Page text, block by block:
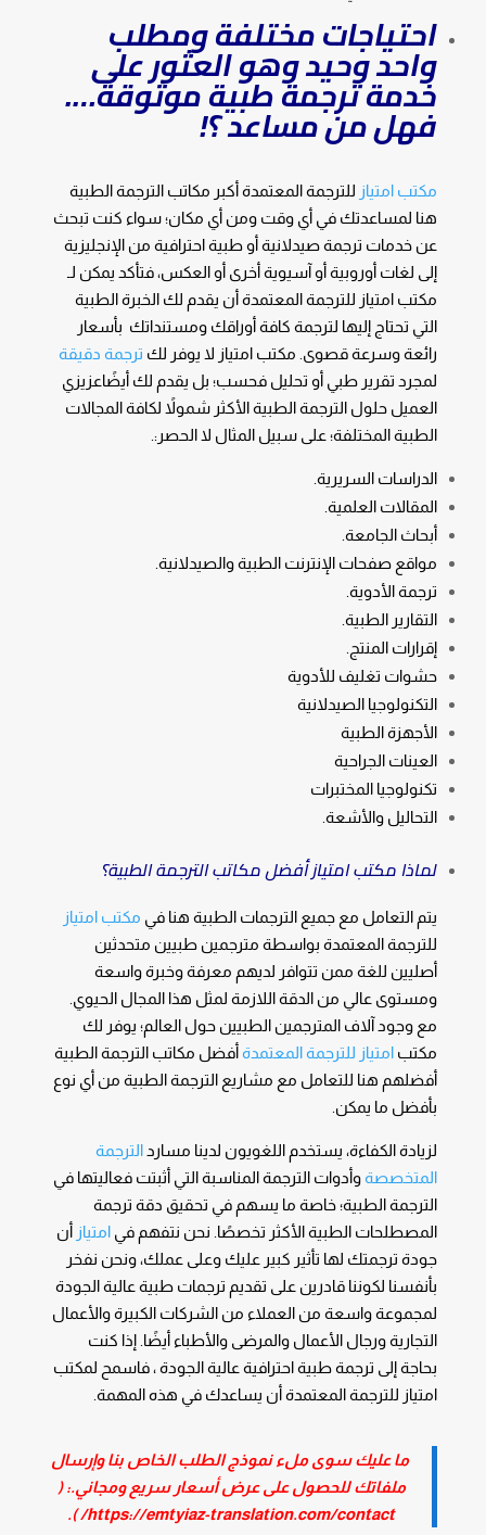
احتياجات مختلفة ومطلب
واحد وحيد وهو العثور على
خدمة ترجمة طبية موثوقة….
فهل من مساعد ؟!
مكتب امتياز للترجمة المعتمدة أكبر مكاتب الترجمة الطبية
هنا لمساعدتك في أي وقت ومن أي مكان؛ سواء كنت تبحث
عن خدمات ترجمة صيدلانية أو طبية احترافية من الإنجليزية
إلى لغات أوروبية أو آسيوية أخرى أو العكس، فتأكد يمكن لـ
مكتب امتياز للترجمة المعتمدة أن يقدم لك الخبرة الطبية
التي تحتاج إليها لترجمة كافة أوراقك ومستنداتك بأسعار
رائعة وسرعة قصوى. مكتب امتياز لا يوفر لك ترجمة دقيقة
لمجرد تقرير طبي أو تحليل فحسب؛ بل يقدم لك أيضًاعزيزي
العميل حلول الترجمة الطبية الأكثر شمولاً لكافة المجالات
الطبية المختلفة؛ على سبيل المثال لا الحصر:.
الدراسات السريرية.
المقالات العلمية.
أبحاث الجامعة.
مواقع صفحات الإنترنت الطبية والصيدلانية.
ترجمة الأدوية.
التقارير الطبية.
إقرارات المنتج.
حشوات تغليف للأدوية
التكنولوجيا الصيدلانية
الأجهزة الطبية
العينات الجراحية
تكنولوجيا المختبرات
التحاليل والأشعة.
لماذا مكتب امتياز أفضل مكاتب الترجمة الطبية؟
يتم التعامل مع جميع الترجمات الطبية هنا في مكتب امتياز
للترجمة المعتمدة بواسطة مترجمين طبيين متحدثين
أصليين للغة ممن تتوافر لديهم معرفة وخبرة واسعة
ومستوى عالي من الدقة اللازمة لمثل هذا المجال الحيوي.
مع وجود آلاف المترجمين الطبيين حول العالم؛ يوفر لك
مكتب امتياز للترجمة المعتمدةأفضل مكاتب الترجمة الطبية
أفضلهم هنا للتعامل مع مشاريع الترجمة الطبية من أي نوع
بأفضل ما يمكن.
لزيادة الكفاءة، يستخدم اللغويون لدينا مسارد الترجمة
المتخصصةوأدوات الترجمة المناسبة التي أثبتت فعاليتها في
الترجمة الطبية؛ خاصة ما يسهم في تحقيق دقة ترجمة
المصطلحات الطبية الأكثر تخصصًا. نحن نتفهم في امتياز أن
جودة ترجمتك لها تأثير كبير عليك وعلى عملك، ونحن نفخر
بأنفسنا لكوننا قادرين على تقديم ترجمات طبية عالية الجودة
لمجموعة واسعة من العملاء من الشركات الكبيرة والأعمال
التجارية ورجال الأعمال والمرضى والأطباء أيضًا. إذا كنت
بحاجة إلى ترجمة طبية احترافية عالية الجودة ، فاسمح لمكتب
امتياز للترجمة المعتمدة أن يساعدك في هذه المهمة.
ما عليك سوى ملء نموذج الطلب الخاص بنا وإرسال
ملفاتك للحصول على عرض أسعار سريع ومجاني.: (
https://emtyiaz-translation.com/contact/
).